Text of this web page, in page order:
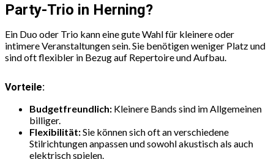
Party-Trio in Herning?
Ein Duo oder Trio kann eine gute Wahl für kleinere oder
intimere Veranstaltungen sein. Sie benötigen weniger Platz und
sind oft flexibler in Bezug auf Repertoire und Aufbau.
Vorteile:
Budgetfreundlich: Kleinere Bands sind im Allgemeinen
billiger.
Flexibilität:Sie können sich oft an verschiedene
Stilrichtungen anpassen und sowohl akustisch als auch
elektrisch spielen.